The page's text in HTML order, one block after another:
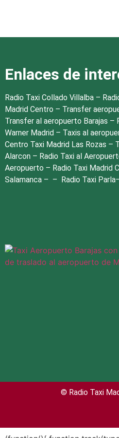
Enlaces de
Radio Taxi Collado Villalba –
Madrid Centro – Transfer
Transfer al aeropuerto Barajas –
Warner Madrid – Taxis al
Centro Taxi Madrid Las Rozas –
Alarcon – Radio Taxi al
Aeropuerto – Radio Taxi Madrid
Salamanca – – Radio Taxi Parla
© Radio Taxi